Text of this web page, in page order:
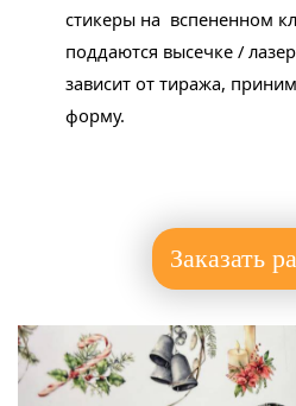
стикеры на вспененном
поддаются высечке /
зависит от тиража,
форму.
Заказать